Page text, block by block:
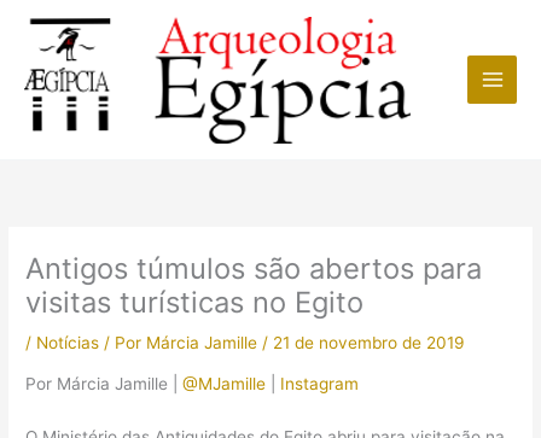
conteúdo
Antigos túmulos são abertos para
visitas turísticas no Egito
/ Notícias / Por Márcia Jamille / 21 de novembro de 2019
Por Márcia Jamille |@MJamille Instagram